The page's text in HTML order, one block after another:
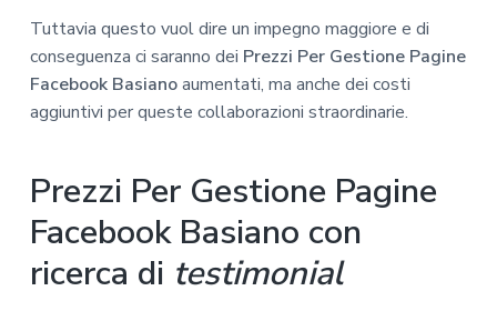
Tuttavia questo vuol dire un impegno maggiore e di
conseguenza ci saranno dei Prezzi Per Gestione Pagine
Facebook Basianoaumentati, ma anche dei costi
aggiuntivi per queste collaborazioni straordinarie.
Prezzi Per Gestione Pagine
Facebook Basiano con
ricerca di testimonial